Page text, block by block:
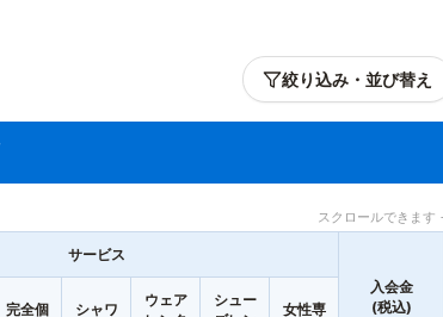
絞り込み・並び替え
スクロールできます
サービス
入会金
(税込)
完全個
シャワ
ウェア
シュー
女性専